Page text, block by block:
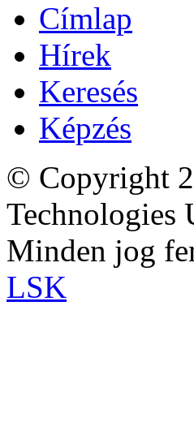
Címlap
Hírek
Keresés
Képzés
© Copyright
Technologies
Minden jog
LSK